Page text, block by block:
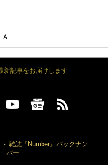
新記事をお届けします
雑誌『Number』バックナン
バー